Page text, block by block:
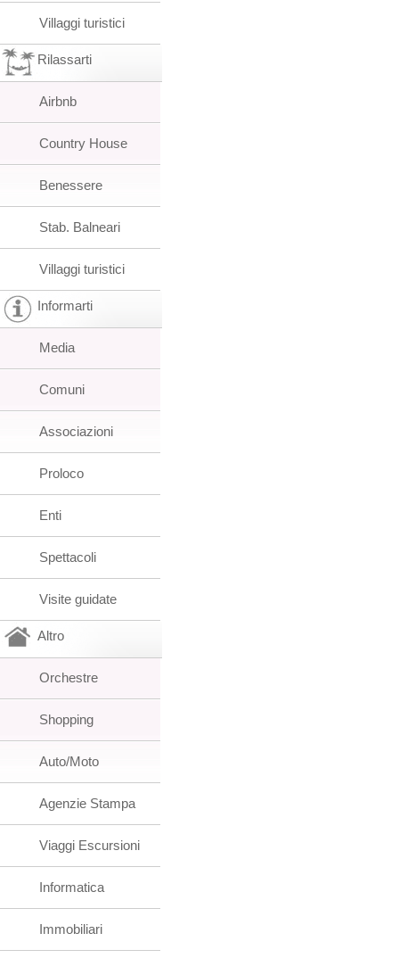
Villaggi turistici
Rilassarti
Airbnb
Country House
Benessere
Stab. Balneari
Villaggi turistici
Informarti
Media
Comuni
Associazioni
Proloco
Enti
Spettacoli
Visite guidate
Altro
Orchestre
Shopping
Auto/Moto
Agenzie Stampa
Viaggi Escursioni
Informatica
Immobiliari